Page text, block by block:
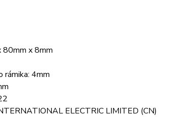
80mm x 8mm
rámika: 4mm
ELECTRIC LIMITED (CN)